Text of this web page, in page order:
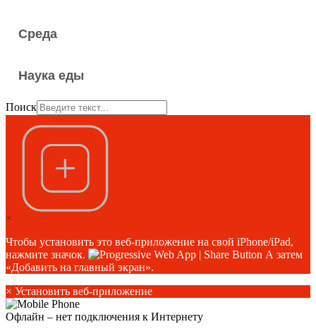
Среда
Наука еды
Поиск
×
Чтобы установить это веб-приложение на свой iPhone/iPad,
нажмите значок.
А затем
«Добавить на главный экран».
× Установить веб-приложение
Офлайн – нет подключения к Интернету